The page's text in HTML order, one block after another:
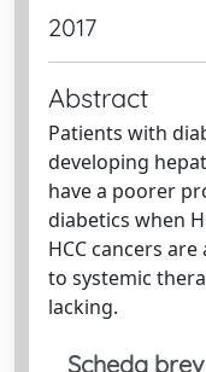
2017
Abstract
Patients with
developing
have a poorer
diabetics when
HCC cancers
to systemic
lacking.
Scheda